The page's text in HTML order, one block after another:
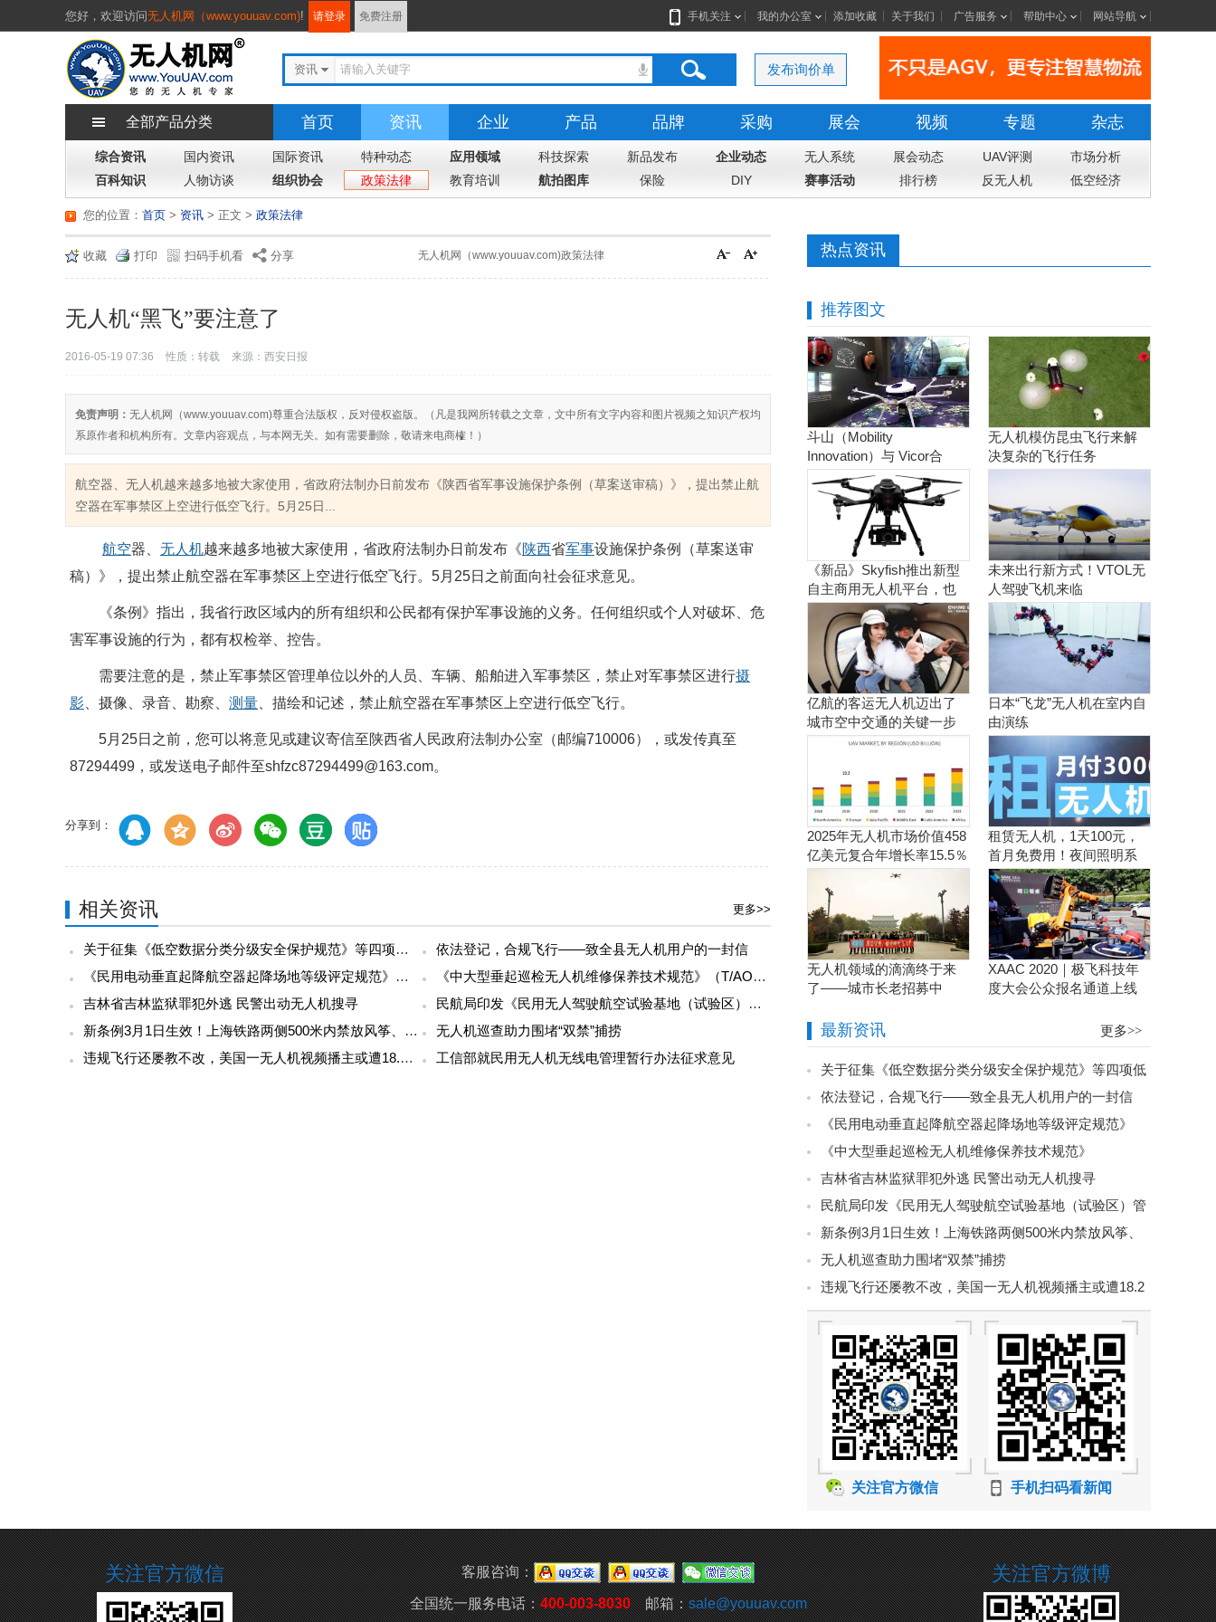
您好， 欢迎访问无人机网（www.youuav.com)! 请登录 免费注册 手机关注 我的办公室 添加收藏 关于我们 广告服务 帮助中心 网站导航
资讯 发布询价单
全部产品分类 首页 资讯 企业 产品 品牌 采购 展会 视频 专题 杂志
综合资讯 国内资讯 国际资讯 特种动态 应用领域 科技探索 新品发布 企业动态 无人系统 展会动态 UAV评测
市场分析
百科知识
人物访谈 组织协会 政策法律 教育培训 航拍图库 保险 DIY 赛事活动 排行榜 反无人机 低空经济
您的位置： 首页 > 资讯 > 政策法律
> 正文
收藏 打印 扫码手机看 分享 无人机网（www.youuav.com)政策法律
无人机“黑飞”要注意了
2016-05-19 07:36 性质：转载 来源：西安日报
免责声明： 无人机网（www.youuav.com)尊重合法版权，反对侵权盗版。（凡是我网所转载之文章，文中所有文字内容和图片视频之知识产权均
系原作者和机构所有。文章内容观点，与本网无关。如有需要删除，敬请来电商榷！）
航空器、无人机越来越多地被大家使用，省政府法制办日前发布《陕西省军事设施保护条例（草案送审稿）》，提出禁止航
空器在军事禁区上空进行低空飞行。5月25日...
航空器、 无人机越来越多地被大家使用，省政府法制办日前发布《陕西省军事设施保护条例（草案送审
稿）》，提出禁止航空器在军事禁区上空进行低空飞行。5月25日之前面向社会征求意见。
《条例》指出，我省行政区域内的所有组织和公民都有保护军事设施的义务。任何组织或个人对破坏、危
害军事设施的行为，都有权检举、控告。
需要注意的是，禁止军事禁区管理单位以外的人员、车辆、船舶进入军事禁区，禁止对军事禁区进行摄
影 、摄像、录音、勘察、 测量 、描绘和记述，禁止航空器在军事禁区上空进行低空飞行。
5月25日之前，您可以将意见或建议寄信至陕西省人民政府法制办公室（邮编710006），或发传真至
87294499，或发送电子邮件至shfzc87294499@163.com。
分享到：
相关资讯 更多>>
关于征集《低空数据分类分级安全保护规范》等四项低空领域标准参编单位的通知
依法登记，合规飞行——致全县无人机用户的一封信
《民用电动垂直起降航空器起降场地等级评定规范》（T/AOPA 0088—2025）发布
《中大型垂起巡检无人机维修保养技术规范》（T/AOPA 0087—2025）发布
吉林省吉林监狱罪犯外逃 民警出动无人机搜寻
民航局印发《民用无人驾驶航空试验基地（试验区）管理办法》
新条例3月1日生效！上海铁路两侧500米内禁放风筝、50米内禁放无人机
无人机巡查助力围堵“双禁”捕捞
违规飞行还屡教不改，美国一无人机视频播主或遭18.2万美元罚款
工信部就民用无人机无线电管理暂行办法征求意见
热点资讯
推荐图文
斗山（Mobility
Innovation）与 Vicor合
作。实现商用氢燃料电池
无人机
无人机模仿昆虫飞行来解
决复杂的飞行任务
《新品》Skyfish推出新型
自主商用无人机平台，也
可搭载Sony Alpha相机
未来出行新方式！VTOL无
人驾驶飞机来临
亿航的客运无人机迈出了
城市空中交通的关键一步
日本“飞龙”无人机在室内自
由演练
2025年无人机市场价值458
亿美元复合年增长率15.5％
租赁无人机，1天100元，
首月免费用！夜间照明系
统施工、抢险、应急救援
利器！
无人机领域的滴滴终于来
了——城市长老招募中
XAAC 2020｜极飞科技年
度大会公众报名通道上线
最新资讯 更多>>
关于征集《低空数据分类分级安全保护规范》等四项低
空领域标准参编单位的通知
依法登记，合规飞行——致全县无人机用户的一封信
《民用电动垂直起降航空器起降场地等级评定规范》
（T/AOPA 0088—2025）发布
《中大型垂起巡检无人机维修保养技术规范》
（T/AOPA 0087—2025）发布
吉林省吉林监狱罪犯外逃 民警出动无人机搜寻
民航局印发《民用无人驾驶航空试验基地（试验区）管
理办法》
新条例3月1日生效！上海铁路两侧500米内禁放风筝、
50米内禁放无人机
无人机巡查助力围堵“双禁”捕捞
违规飞行还屡教不改，美国一无人机视频播主或遭18.2
万美元罚款
关注官方微信 手机扫码看新闻
客服咨询：
全国统一服务电话：400-003-8030邮箱：sale@youuav.com
关注官方微信 关注官方微博